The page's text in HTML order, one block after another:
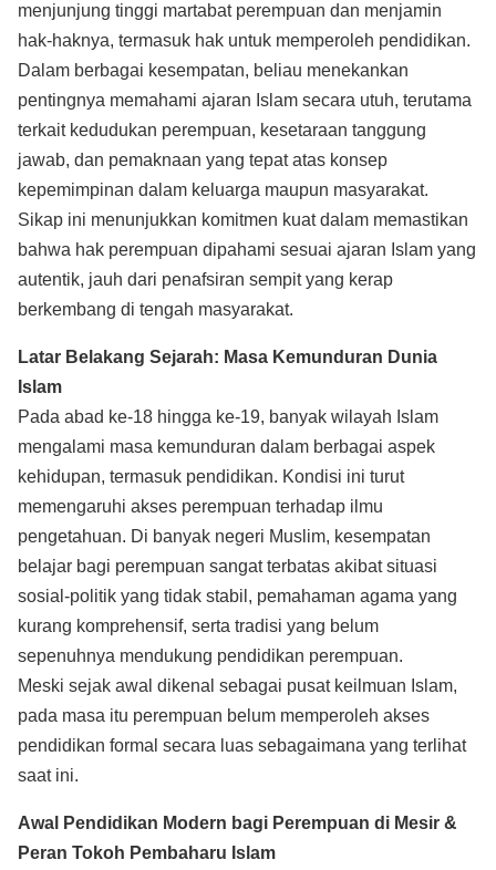
menjunjung tinggi martabat perempuan dan menjamin
hak-haknya, termasuk hak untuk memperoleh pendidikan.
Dalam berbagai kesempatan, beliau menekankan
pentingnya memahami ajaran Islam secara utuh, terutama
terkait kedudukan perempuan, kesetaraan tanggung
jawab, dan pemaknaan yang tepat atas konsep
kepemimpinan dalam keluarga maupun masyarakat.
Sikap ini menunjukkan komitmen kuat dalam memastikan
bahwa hak perempuan dipahami sesuai ajaran Islam yang
autentik, jauh dari penafsiran sempit yang kerap
berkembang di tengah masyarakat.
Latar Belakang Sejarah: Masa Kemunduran Dunia
Islam
Pada abad ke-18 hingga ke-19, banyak wilayah Islam
mengalami masa kemunduran dalam berbagai aspek
kehidupan, termasuk pendidikan. Kondisi ini turut
memengaruhi akses perempuan terhadap ilmu
pengetahuan. Di banyak negeri Muslim, kesempatan
belajar bagi perempuan sangat terbatas akibat situasi
sosial-politik yang tidak stabil, pemahaman agama yang
kurang komprehensif, serta tradisi yang belum
sepenuhnya mendukung pendidikan perempuan.
Meski sejak awal dikenal sebagai pusat keilmuan Islam,
pada masa itu perempuan belum memperoleh akses
pendidikan formal secara luas sebagaimana yang terlihat
saat ini.
Awal Pendidikan Modern bagi Perempuan di Mesir &
Peran Tokoh Pembaharu Islam